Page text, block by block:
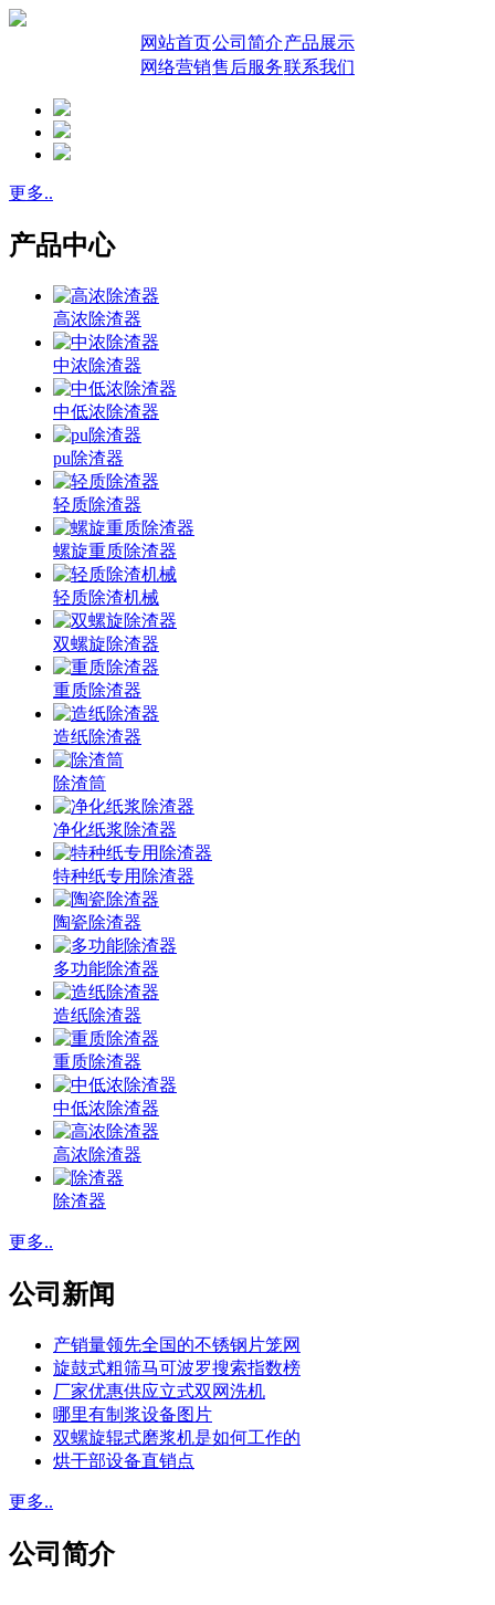
网站首页公司简介产品展示
网络营销售后服务联系我们
更多..
产品中心
高浓除渣器
中浓除渣器
中低浓除渣器
pu除渣器
轻质除渣器
螺旋重质除渣器
轻质除渣机械
双螺旋除渣器
重质除渣器
造纸除渣器
除渣筒
净化纸浆除渣器
特种纸专用除渣器
陶瓷除渣器
多功能除渣器
造纸除渣器
重质除渣器
中低浓除渣器
高浓除渣器
除渣器
更多..
公司新闻
产销量领先全国的不锈钢片笼网
旋鼓式粗筛马可波罗搜索指数榜
厂家优惠供应立式双网洗机
哪里有制浆设备图片
双螺旋辊式磨浆机是如何工作的
烘干部设备直销点
更多..
公司简介